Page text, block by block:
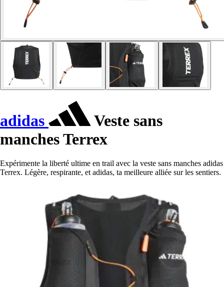
adidas
Veste sans
manches Terrex
Expérimente la liberté ultime en trail avec la veste sans manches adidas
Terrex. Légère, respirante, et adidas, ta meilleure alliée sur les sentiers.